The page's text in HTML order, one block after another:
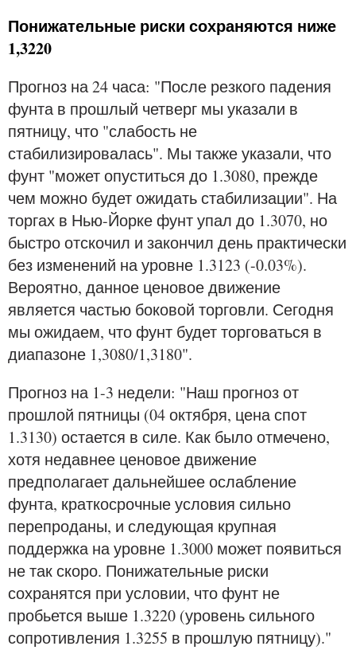
Понижательные риски сохраняются ниже
1,3220
Прогноз на 24 часа: "После резкого падения
фунта в прошлый четверг мы указали в
пятницу, что "слабость не
стабилизировалась". Мы также указали, что
фунт "может опуститься до 1.3080, прежде
чем можно будет ожидать стабилизации". На
торгах в Нью-Йорке фунт упал до 1.3070, но
быстро отскочил и закончил день практически
без изменений на уровне 1.3123 (-0.03%).
Вероятно, данное ценовое движение
является частью боковой торговли. Сегодня
мы ожидаем, что фунт будет торговаться в
диапазоне 1,3080/1,3180".
Прогноз на 1-3 недели: "Наш прогноз от
прошлой пятницы (04 октября, цена спот
1.3130) остается в силе. Как было отмечено,
хотя недавнее ценовое движение
предполагает дальнейшее ослабление
фунта, краткосрочные условия сильно
перепроданы, и следующая крупная
поддержка на уровне 1.3000 может появиться
не так скоро. Понижательные риски
сохранятся при условии, что фунт не
пробьется выше 1.3220 (уровень сильного
сопротивления 1.3255 в прошлую пятницу)."